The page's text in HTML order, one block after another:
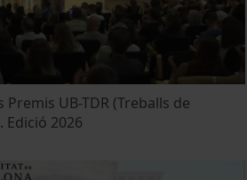
UB-TDR (Treballs de
Edició 2026